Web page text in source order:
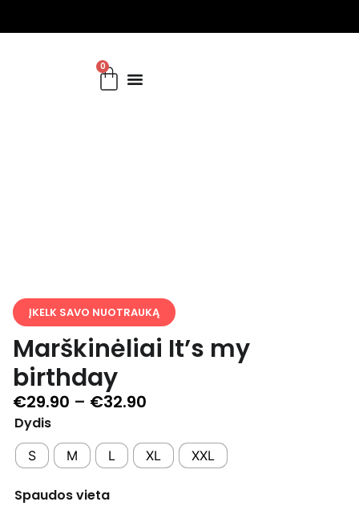
0
ĮKELK SAVO NUOTRAUKĄ
Marškinėliai It’s my
birthday
€29.90 – €32.90
Dydis
S M L XL XXL
Spaudos vieta